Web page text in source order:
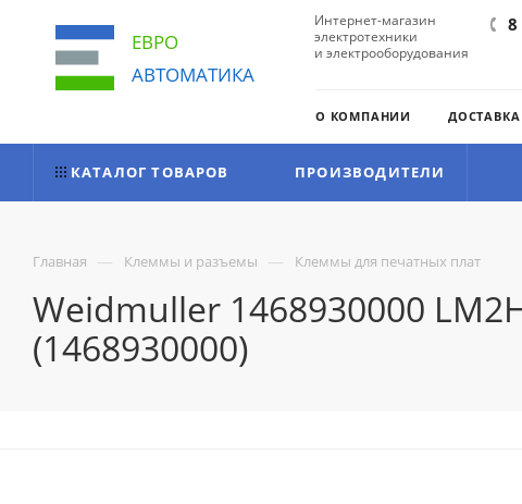
ЕВРО
АВТОМАТИКА
Интернет-магазин
электротехники
и электрооборудования
8
О КОМПАНИИ
КАТАЛОГ ТОВАРОВ ПРОИЗВОДИТЕЛИ
Главная — Клеммы и разъемы — Клеммы для печатных плат
Weidmuller 1468930000
(1468930000)